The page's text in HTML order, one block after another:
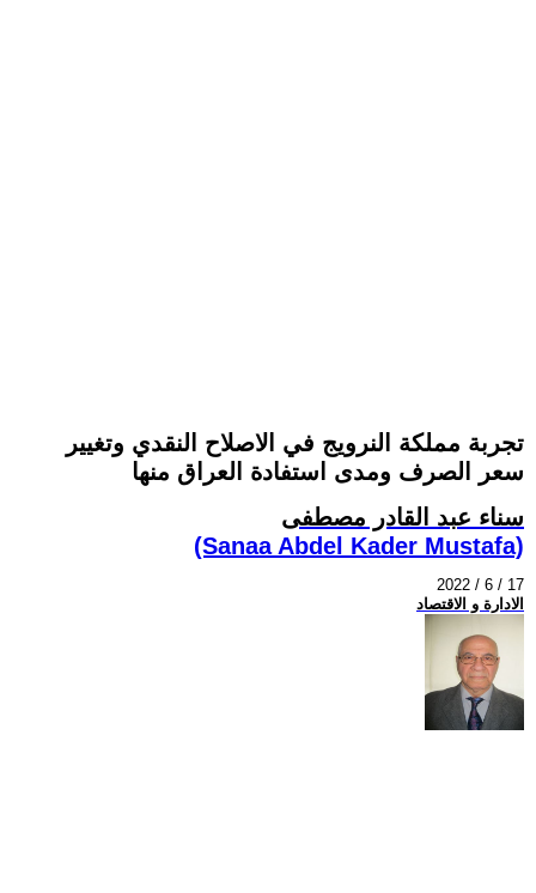
تجربة مملكة النرويج في الاصلاح النقدي وتغيير
سعر الصرف ومدى استفادة العراق منها
سناء عبد القادر مصطفى
(Sanaa Abdel Kader Mustafa)
2022 / 6 / 17
الادارة و الاقتصاد